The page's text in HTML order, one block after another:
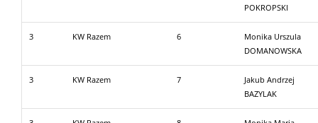
POKROPSKI
3 KW Razem 6
Monika Urszula
DOMANOWSKA
3 KW Razem 7
Jakub Andrzej
BAZYLAK